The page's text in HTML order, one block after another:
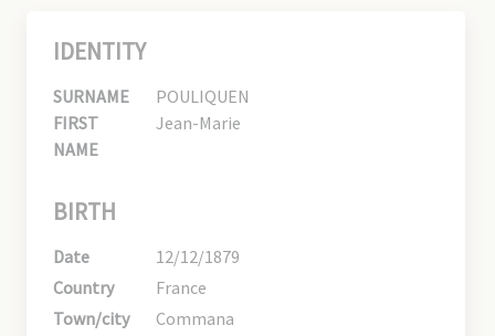
IDENTITY
SURNAME
POULIQUEN
FIRST
NAME
Jean-Marie
BIRTH
Date
12/12/1879
Country
France
Town/city
Commana